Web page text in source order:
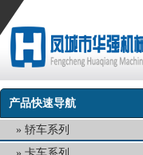
产品快速导航
轿车系列